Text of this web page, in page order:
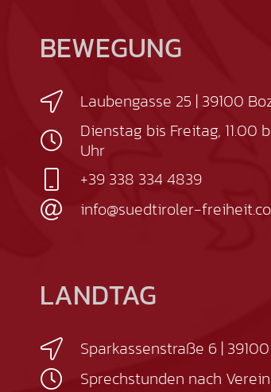
BEWEGUNG
Laubengasse 25 | 39100
Dienstag bis Freitag, 11.00
Uhr
+39 338 334 4839
info@suedtiroler-
LANDTAG
Sparkassenstraße 6 |
Sprechstunden nach